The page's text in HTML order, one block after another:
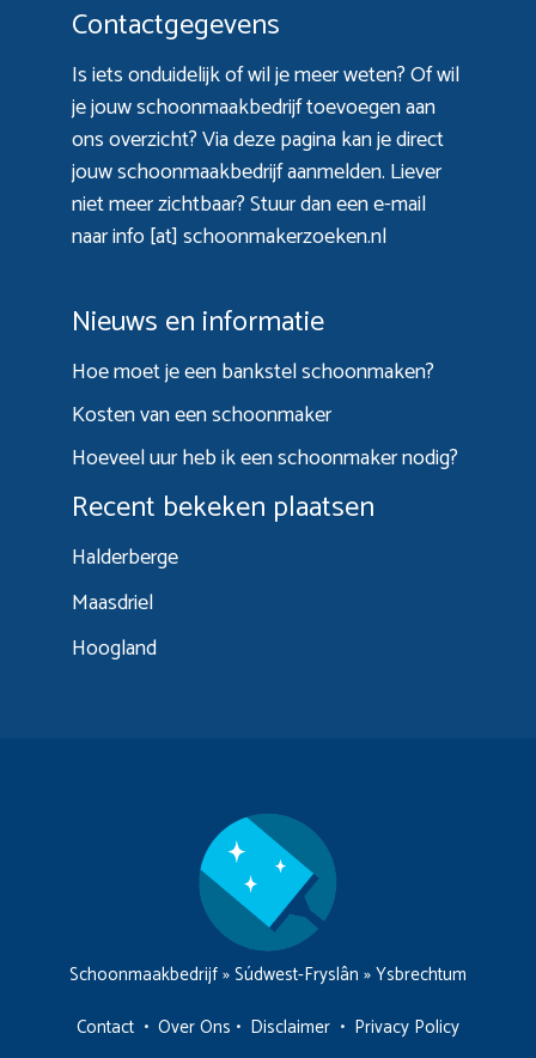
Contactgegevens
Is iets onduidelijk of wil je meer weten? Of wil
je jouw schoonmaakbedrijf toevoegen aan
ons overzicht? Viadeze paginakan je direct
jouw schoonmaakbedrijf aanmelden. Liever
niet meer zichtbaar? Stuur dan een e-mail
naar info [at] schoonmakerzoeken.nl
Nieuws en informatie
Hoe moet je een bankstel schoonmaken?
Kosten van een schoonmaker
Hoeveel uur heb ik een schoonmaker nodig?
Recent bekeken plaatsen
Halderberge
Maasdriel
Hoogland
Schoonmaakbedrijf»Súdwest-Fryslân »Ysbrechtum
Contact • Over Ons • Disclaimer • Privacy Policy